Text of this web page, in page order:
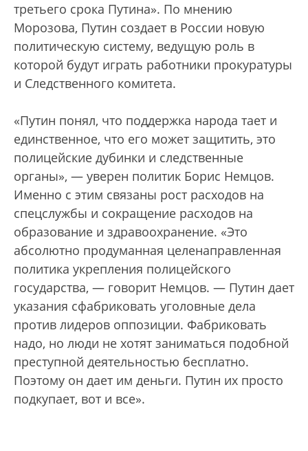
третьего срока Путина». По мнению
Морозова, Путин создает в России новую
политическую систему, ведущую роль в
которой будут играть работники прокуратуры
и Следственного комитета.
«Путин понял, что поддержка народа тает и
единственное, что его может защитить, это
полицейские дубинки и следственные
органы», — уверен политик Борис Немцов.
Именно с этим связаны рост расходов на
спецслужбы и сокращение расходов на
образование и здравоохранение. «Это
абсолютно продуманная целенаправленная
политика укрепления полицейского
государства, — говорит Немцов. — Путин дает
указания сфабриковать уголовные дела
против лидеров оппозиции. Фабриковать
надо, но люди не хотят заниматься подобной
преступной деятельностью бесплатно.
Поэтому он дает им деньги. Путин их просто
подкупает, вот и все».